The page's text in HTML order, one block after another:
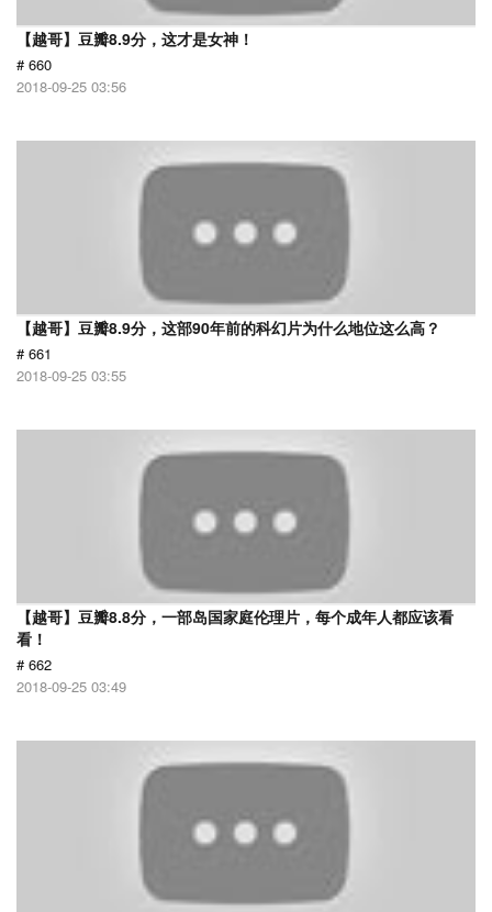
【越哥】豆瓣8.9分，这才是女神！
# 660
2018-09-25 03:56
【越哥】豆瓣8.9分，这部90年前的科幻片为什么地位这么高？
# 661
2018-09-25 03:55
【越哥】豆瓣8.8分，一部岛国家庭伦理片，每个成年人都应该看
看！
# 662
2018-09-25 03:49